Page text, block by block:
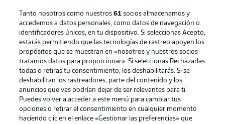
Publicidad Aviso legal
Gestionar las preferencias Declaracion de privacidad
Canales Trabajos
Jugadores Condiciones de uso
Tanto nosotros como nuestros61 socios almacenamos y
accedemos a datos personales, como datos de navegación o
identificadores únicos, en tu dispositivo. Si seleccionas Acepto,
estarás permitiendo que las tecnologías de rastreo apoyen los
propósitos que se muestran en «nosotros y nuestros socios
tratamos datos para proporcionar». Si seleccionas Rechazarlas
todas o retiras tu consentimiento, los deshabilitarás. Si se
deshabilitan los rastreadores, parte del contenido y los
anuncios que ves podrían dejar de ser relevantes para ti.
Puedes volver a acceder a este menú para cambiar tus
opciones o retirar el consentimiento en cualquier momento
haciendo clic en el enlace «Gestionar las preferencias» que